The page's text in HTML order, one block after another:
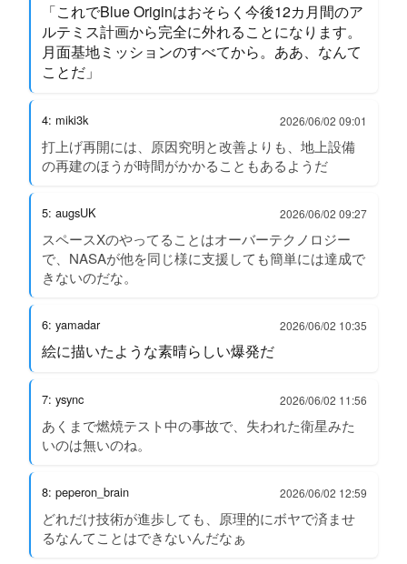
「これでBlue Originはおそらく今後12カ月間のア
ルテミス計画から完全に外れることになります。
月面基地ミッションのすべてから。ああ、なんて
ことだ」
4: miki3k 2026/06/02 09:01
打上げ再開には、原因究明と改善よりも、地上設備
の再建のほうが時間がかかることもあるようだ
5: augsUK 2026/06/02 09:27
スペースXのやってることはオーバーテクノロジー
で、NASAが他を同じ様に支援しても簡単には達成で
きないのだな。
6: yamadar 2026/06/02 10:35
絵に描いたような素晴らしい爆発だ
7: ysync 2026/06/02 11:56
あくまで燃焼テスト中の事故で、失われた衛星みた
いのは無いのね。
8: peperon_brain 2026/06/02 12:59
どれだけ技術が進歩しても、原理的にボヤで済ませ
るなんてことはできないんだなぁ